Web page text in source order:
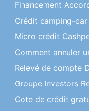
Financement
Crédit camping-
Micro crédit
Comment annuler
Relevé de compte
Groupe Investors
Cote de crédit